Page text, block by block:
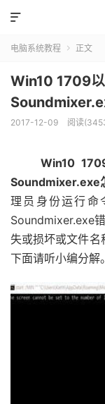

电脑系统教程  正文
Win10 1709
2017-12-09 阅读
Win10
Soundmixer.exe
理员身份运行命
Soundmixer.exe
失或损坏或文件名
下面请听小编分解。